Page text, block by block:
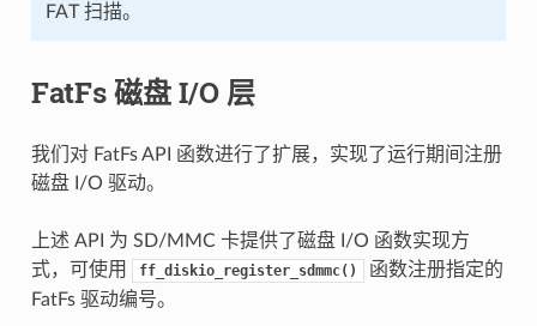
FAT 扫描。
FatFs 磁盘 I/O 层
我们对 FatFs API 函数进行了扩展，实现了运行期间注册
磁盘 I/O 驱动。
上述 API 为 SD/MMC 卡提供了磁盘 I/O 函数实现方
式，可使用
ff_diskio_register_sdmmc()
函数注册指定的
FatFs 驱动编号。